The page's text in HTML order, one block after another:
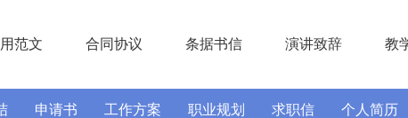
范文 合同协议 条据书信 演讲致辞 教
申请书 工作方案 职业规划 求职信 个人简历